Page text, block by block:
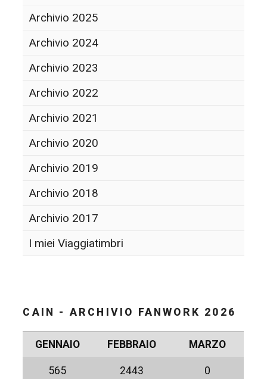
Archivio 2025
Archivio 2024
Archivio 2023
Archivio 2022
Archivio 2021
Archivio 2020
Archivio 2019
Archivio 2018
Archivio 2017
I miei Viaggiatimbri
CAIN - ARCHIVIO FANWORK 2026
GENNAIO FEBBRAIO MARZO
565 2443 0